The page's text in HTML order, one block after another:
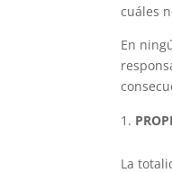
cuáles
En
La